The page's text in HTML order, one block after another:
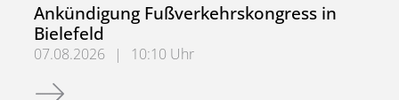
Ankündigung Fußverkehrskongress in
Bielefeld
07.08.2026 |
10:10 Uhr
Ankündigung Fußverkehrskongress in Bielefeld